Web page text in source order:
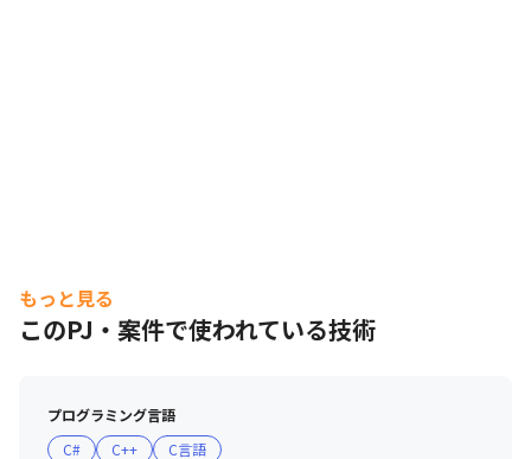
クライアントの開発知識や要望に合わせて、柔軟な開発工程の担
もっと見る
このPJ・案件で使われている技術
プログラミング言語
C#
C++ C言語